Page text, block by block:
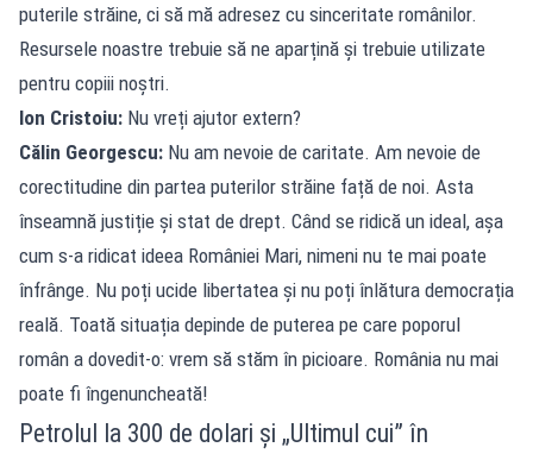
puterile străine, ci să mă adresez cu sinceritate românilor.
Resursele noastre trebuie să ne aparțină și trebuie utilizate
pentru copiii noștri.
Ion Cristoiu: Nu vreți ajutor extern?
Călin Georgescu: Nu am nevoie de caritate. Am nevoie de
corectitudine din partea puterilor străine față de noi. Asta
înseamnă justiție și stat de drept. Când se ridică un ideal, așa
cum s-a ridicat ideea României Mari, nimeni nu te mai poate
înfrânge. Nu poți ucide libertatea și nu poți înlătura democrația
reală. Toată situația depinde de puterea pe care poporul
român a dovedit-o: vrem să stăm în picioare. România nu mai
poate fi îngenuncheată!
Petrolul la 300 de dolari și „Ultimul cui” în